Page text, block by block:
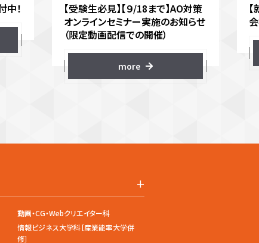
中！
【受験生必見】【９/18まで】AO対策
オンラインセミナー実施のお知らせ
（限定動画配信での開催）
more
+
動画・CG・Webクリエイター科
情報ビジネス大学科［産業能率大学併
修］